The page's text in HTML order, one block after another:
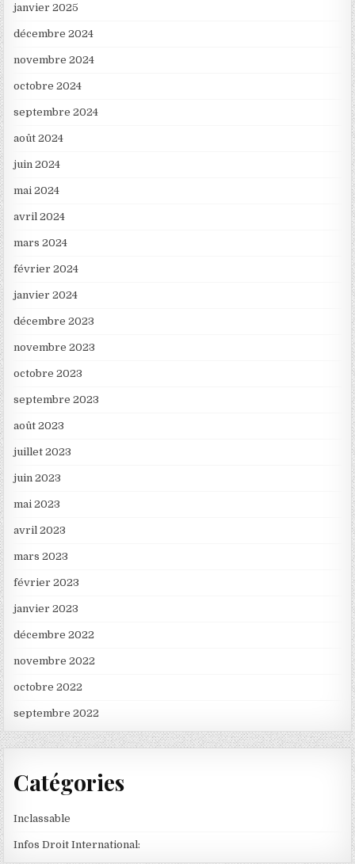
janvier 2025
décembre 2024
novembre 2024
octobre 2024
septembre 2024
août 2024
juin 2024
mai 2024
avril 2024
mars 2024
février 2024
janvier 2024
décembre 2023
novembre 2023
octobre 2023
septembre 2023
août 2023
juillet 2023
juin 2023
mai 2023
avril 2023
mars 2023
février 2023
janvier 2023
décembre 2022
novembre 2022
octobre 2022
septembre 2022
Catégories
Inclassable
Infos Droit International: